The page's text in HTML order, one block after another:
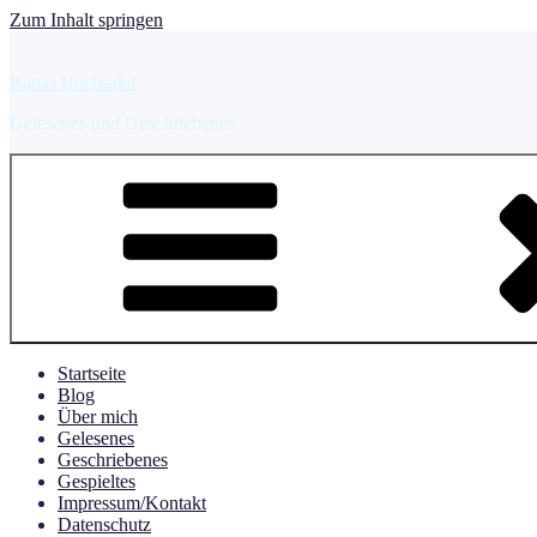
Zum Inhalt springen
Ranas Buchsalat
Gelesenes und Geschriebenes
Startseite
Blog
Über mich
Gelesenes
Geschriebenes
Gespieltes
Impressum/Kontakt
Datenschutz